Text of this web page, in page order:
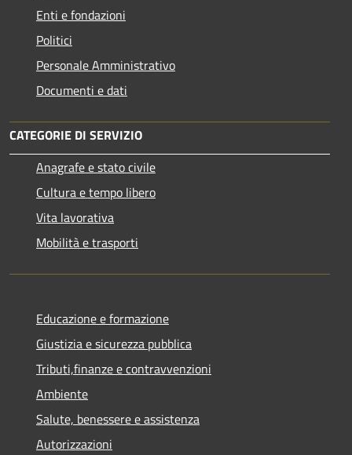
Enti e fondazioni
Politici
Personale Amministrativo
Documenti e dati
CATEGORIE DI SERVIZIO
Anagrafe e stato civile
Cultura e tempo libero
Vita lavorativa
Mobilità e trasporti
Educazione e formazione
Giustizia e sicurezza pubblica
Tributi,finanze e contravvenzioni
Ambiente
Salute, benessere e assistenza
Autorizzazioni